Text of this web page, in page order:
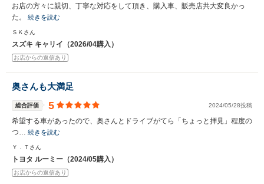
お店の方々に親切、丁寧な対応をして頂き、購入車、販売店共大変良かっ
た。 続きを読む
ＳＫさん
スズキ キャリイ（2026/04購入）
お店からの返信あり
奥さんも大満足
総合評価 5 2024/05/28投稿
希望する車があったので、奥さんとドライブがてら「ちょっと拝見」程度の
つ… 続きを読む
Ｙ．Ｔさん
トヨタ ルーミー（2024/05購入）
お店からの返信あり